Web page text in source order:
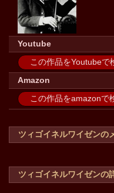
Youtube
この作品をYoutubeで
Amazon
この作品をamazonで
ツィゴイネルワイゼンの
ツィゴイネルワイゼンの